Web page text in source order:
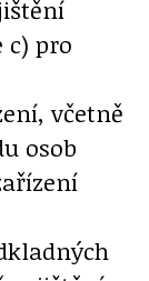
c) pro
včetně
osob